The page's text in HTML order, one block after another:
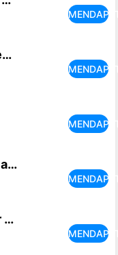
Autopilot - Investment App
FloatMe: Budget & Cash Advance
EarnIn: Why Wait for Payday?